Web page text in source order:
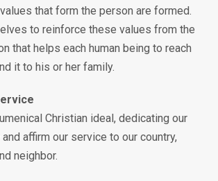
that form the person are formed.
to reinforce these values from the
that helps each human being to reach
it to his or her family.
Christian ideal, dedicating our
affirm our service to our country,
neighbor.